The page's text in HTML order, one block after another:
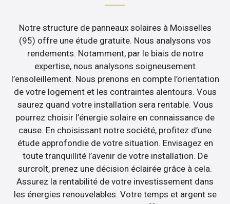
Notre structure de panneaux solaires à Moisselles
(95) offre une étude gratuite. Nous analysons vos
rendements. Notamment, par le biais de notre
expertise, nous analysons soigneusement
l’ensoleillement. Nous prenons en compte l’orientation
de votre logement et les contraintes alentours. Vous
saurez quand votre installation sera rentable. Vous
pourrez choisir l’énergie solaire en connaissance de
cause. En choisissant notre société, profitez d’une
étude approfondie de votre situation. Envisagez en
toute tranquillité l’avenir de votre installation. De
surcroît, prenez une décision éclairée grâce à cela.
Assurez la rentabilité de votre investissement dans
les énergies renouvelables. Votre temps et argent se